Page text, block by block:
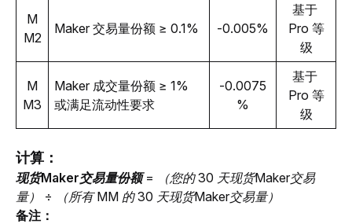
M
M2
Maker 交易量份额 ≥ 0.1% -0.005%
基于
Pro 等
级
M
M3
Maker 成交量份额 ≥ 1%
或满足流动性要求
-0.0075
%
基于
Pro 等
级
计算：
现货Maker交易量份额 = （您的 30 天现货Maker交易
量） ÷ （所有 MM 的 30 天现货Maker交易量）
备注：